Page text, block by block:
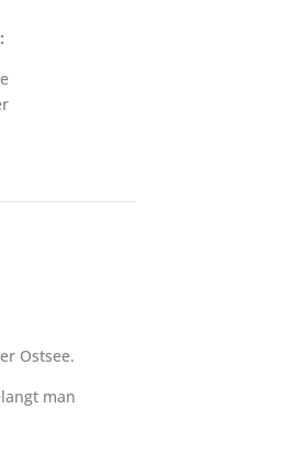
Ostsee.
man